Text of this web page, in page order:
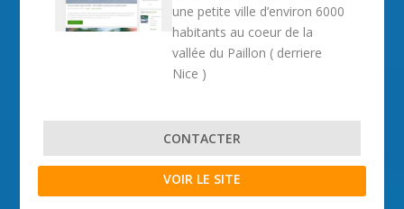
une petite ville d’environ 6000
habitants au coeur de la
vallée du Paillon ( derriere
Nice )
CONTACTER
VOIR LE SITE